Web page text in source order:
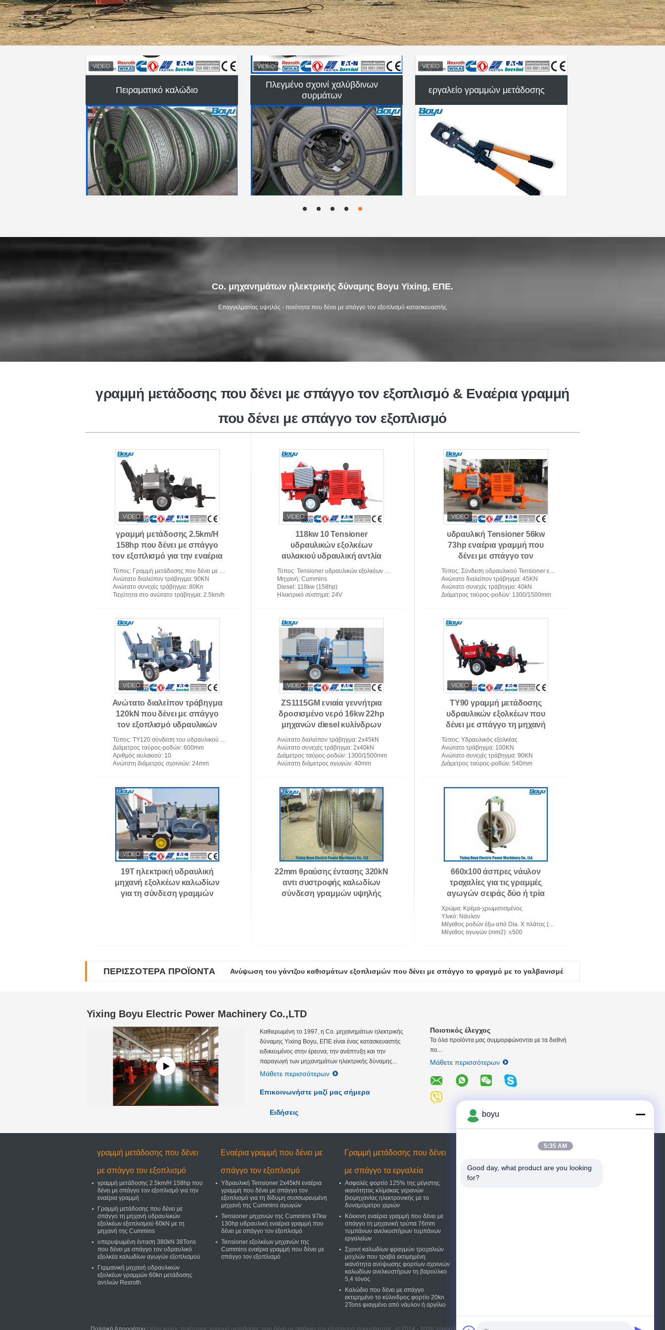
Πειραματικό καλώδιο
Πλεγμένο σχοινί χαλύβδινων
συρμάτων
εργαλείο γραμμών μετάδοσης
Εναέρια γραμμή που δένει με
Co. μηχανημάτων ηλεκτρικής δύναμης Boyu Yixing, ΕΠΕ.
Επαγγελματίας υψηλός - ποιότητα που δένει με σπάγγο τον εξοπλισμό κατασκευαστής
γραμμή μετάδοσης που δένει με σπάγγο τον εξοπλισμό & Εναέρια γραμμή
που δένει με σπάγγο τον εξοπλισμό
γραμμή μετάδοσης 2.5km/H
158hp που δένει με σπάγγο
τον εξοπλισμό για την εναέρια
γραμμή
Τύπος: Γραμμή μετάδοσης που δένει με σπάγγο τον υδραυλικό εξολκέα εξοπλισμού
Ανώτατο διαλείπον τράβηγμα: 90KN
Ανώτατο συνεχές τράβηγμα: 80Kn
Ταχύτητα στο ανώτατο τράβηγμα: 2.5km/h
118kw 10 Tensioner
υδραυλικών εξολκέων
αυλακιού υδραυλική αντλία
γερμανικό Rexroth μηχανών
Τύπος: Tensioner υδραυλικών εξολκέων μηχανή για τη γραμμή μετάδοσης που δένει με σπάγγο τον εξοπλισμό
Μηχανή: Cummins
Diesel : 118kw (158hp)
Ηλεκτρικό σύστημα: 24V
υδραυλική Tensioner 56kw
73hp εναέρια γραμμή που
δένει με σπάγγο τον
εξοπλισμό
Τύπος: Σύνδεση υδραυλικού Tensioner εξοπλισμού
Ανώτατο διαλείπον τράβηγμα: 45KN
Ανώτατο συνεχές τράβηγμα: 40kN
Διάμετρος ταύρος-ροδών: 1300/1500mm
Ανώτατο διαλείπον τράβηγμα
120kN που δένει με σπάγγο
τον εξοπλισμό υδραυλικών
εξολκέων
Τύπος: TY120 σύνδεση του υδραυλικού εξολκέα εξοπλισμού
Διάμετρος ταύρος-ροδών: 600mm
Αριθμός αυλακιού: 10
Ανώτατη διάμετρος σχοινιών: 24mm
ZS1115GM ενιαία γεννήτρια
δροσισμένο νερό 16kw 22hp
μηχανών diesel κυλίνδρων
Ανώτατο διαλείπον τράβηγμα: 2x45kN
Ανώτατο συνεχές τράβηγμα: 2x40kN
Διάμετρος ταύρος-ροδών: 1300/1500mm
Ανώτατη διάμετρος αγωγών: 40mm
TY90 γραμμή μετάδοσης
υδραυλικών εξολκέων που
δένει με σπάγγο τη μηχανή
της Cummins εξοπλισμού
Τύπος: Υδραυλικός εξολκέας
Ανώτατο τράβηγμα: 100KN
Ανώτατο συνεχές τράβηγμα: 90KN
Διάμετρος ταύρος-ροδών: 540mm
19T ηλεκτρική υδραυλική
μηχανή εξολκέων καλωδίων
για τη σύνδεση γραμμών
22mm θραύσης έντασης 320kN
αντι συστροφής καλωδίων
σύνδεση γραμμών υψηλής
660x100 άσπρες νάυλον
τροχαλίες για τις γραμμές
αγωγών σειράς δύο ή τρία
συσσωρευμένες
Χρώμα: Κρέμα-χρωματισμένος
Υλικό: Νάυλον
Μέγεθος ροδών έξω από Dia. Χ πλάτος (χιλ.)
Μέγεθος αγωγών (mm2): ≤500
ΠΕΡΙΣΣΌΤΕΡΑ ΠΡΟΪΌΝΤΑ Η ρόδα χάλυβα τύπων γάντζων που δένει με σπάγγο τους φραγμούς, υπηρεσία αρπάζει τους φραγμούς 20kN 120mm διάμετρος
Yixing Boyu Electric Power Machinery Co.,LTD
Καθιερωμένη το 1997, η Co. μηχανημάτων ηλεκτρικής
δύναμης Yixing Boyu, ΕΠΕ είναι ένας κατασκευαστής
ειδικευμένος στην έρευνα, την ανάπτυξη και την
παραγωγή των μηχανημάτων ηλεκτρικής δύναμης...
Μάθετε περισσότερων
Επικοινωνήστε μαζί μας σήμερα
Ειδήσεις
Ποιοτικός έλεγχος
Τα όλα προϊόντα μας συμμορφώνονται με τα διεθνή
πο...
Μάθετε περισσότερων
γραμμή μετάδοσης που δένει
με σπάγγο τον εξοπλισμό
γραμμή μετάδοσης 2.5km/H 158hp που
δένει με σπάγγο τον εξοπλισμό για την
εναέρια γραμμή
Γραμμή μετάδοσης που δένει με
σπάγγο τη μηχανή υδραυλικών
εξολκέων εξοπλισμού 60kN με τη
μηχανή της Cummins
υπερυψωμένη ένταση 380kN 38Tons
που δένει με σπάγγο τον υδραυλικό
εξολκέα καλωδίων αγωγών εξοπλισμού
Γερμανική μηχανή υδραυλικών
εξολκέων γραμμών 60kn μετάδοσης
αντλιών Rexroth
Εναέρια γραμμή που δένει με
σπάγγο τον εξοπλισμό
Υδραυλική Tensioner 2x45kN εναέρια
γραμμή που δένει με σπάγγο τον
εξοπλισμό για τη δίδυμη συσσωρευμένη
μηχανή της Cummins αγωγών
Tensioner μηχανών της Cummins 97kw
130hp υδραυλική εναέρια γραμμή που
δένει με σπάγγο τον εξοπλισμό
Tensioner εξολκέων μηχανών της
Cummins εναέρια γραμμή που δένει με
σπάγγο τον εξοπλισμό
Γραμμή μετάδοσης που δένει
με σπάγγο τα εργαλεία
Ασφαλές φορτίο 125% της μέγιστης
ικανότητας κλίμακας γερανών
βιομηχανίας ηλεκτρονικής με το
δυναμόμετρο χεριών
Κόκκινη εναέρια γραμμή που δένει με
σπάγγο τη μηχανική τρύπα 76mm
τυμπάνων ανελκυστήρων τυμπάνων
εργαλείων
Σχοινί καλωδίων φραγμών τροχαλιών
μοχλών που τραβά εκτιμημένη
ικανότητα ανύψωσης φορτίων σχοινιών
καλωδίων ανελκυστήρων τη βαρούλκο
5,4 τόνος
Καλώδιο που δένει με σπάγγο
εκτιμημένο το κύλινδρος φορτίο 20kn
2Tons φιαγμένο από νάυλον ή αργίλιο
Στείλετε
boyu
5:35 AM
Good day, what product are you looking
for?